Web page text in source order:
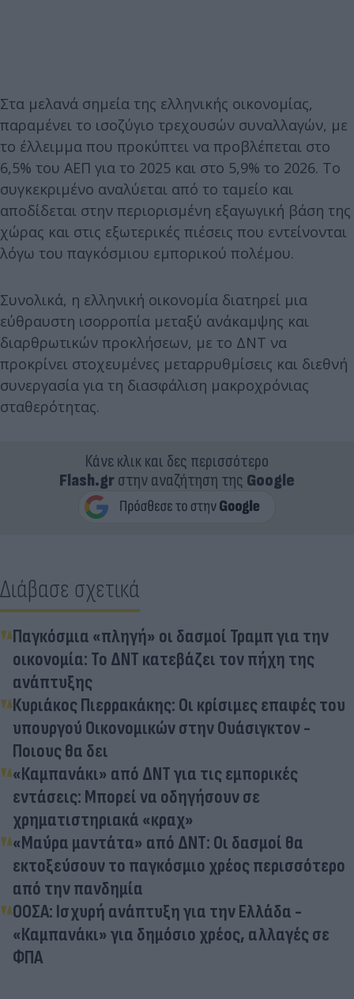
Στα μελανά σημεία της ελληνικής οικονομίας,
παραμένει το ισοζύγιο τρεχουσών συναλλαγών, με
το έλλειμμα που προκύπτει να προβλέπεται στο
6,5% του ΑΕΠ για το 2025 και στο 5,9% το 2026. Το
συγκεκριμένο αναλύεται από το ταμείο και
αποδίδεται στην περιορισμένη εξαγωγική βάση της
χώρας και στις εξωτερικές πιέσεις που εντείνονται
λόγω του παγκόσμιου εμπορικού πολέμου.
Συνολικά, η ελληνική οικονομία διατηρεί μια
εύθραυστη ισορροπία μεταξύ ανάκαμψης και
διαρθρωτικών προκλήσεων, με το ΔΝΤ να
προκρίνει στοχευμένες μεταρρυθμίσεις και διεθνή
συνεργασία για τη διασφάλιση μακροχρόνιας
σταθερότητας.
Κάνε κλικ και δες περισσότερο
Flash.grστην αναζήτηση της Google
Διάβασε σχετικά
Παγκόσμια «πληγή» οι δασμοί Τραμπ για την
οικονομία: Το ΔΝΤ κατεβάζει τον πήχη της
ανάπτυξης
Κυριάκος Πιερρακάκης: Οι κρίσιμες επαφές του
υπουργού Οικονομικών στην Ουάσιγκτον -
Ποιους θα δει
«Καμπανάκι» από ΔΝΤ για τις εμπορικές
εντάσεις: Μπορεί να οδηγήσουν σε
χρηματιστηριακά «κραχ»
«Μαύρα μαντάτα» από ΔΝΤ: Οι δασμοί θα
εκτοξεύσουν το παγκόσμιο χρέος περισσότερο
από την πανδημία
ΟΟΣΑ: Ισχυρή ανάπτυξη για την Ελλάδα -
«Καμπανάκι» για δημόσιο χρέος, αλλαγές σε
ΦΠΑ